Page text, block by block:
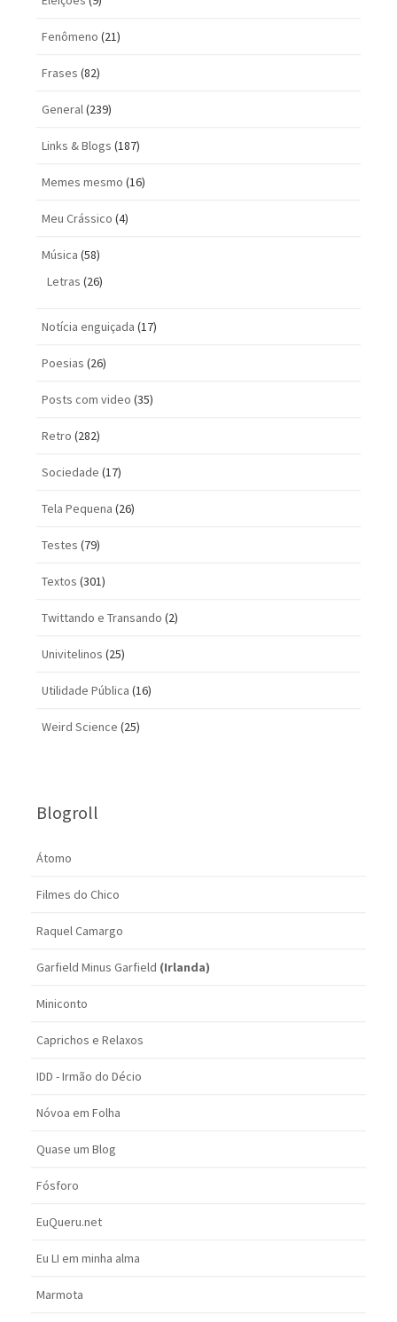
Fenômeno (21)
Frases (82)
General(239)
Links & Blogs (187)
Memes mesmo (16)
Meu Crássico (4)
Música (58)
Letras (26)
Notícia enguiçada (17)
Poesias (26)
Posts com vi­deo (35)
Retro (282)
Sociedade (17)
Tela Pequena (26)
Testes (79)
Textos (301)
Twittando e Transando (2)
Univitelinos (25)
Utilidade Pública (16)
Weird Science (25)
Blogroll
Átomo
Filmes do Chico
Raquel Camargo
Garfield Minus Garfield (Irlanda)
Miniconto
Caprichos e Relaxos
IDD - Irmão do Décio
Nóvoa em Folha
Quase um Blog
Fósforo
EuQueru.net
Eu LI em minha alma
Marmota